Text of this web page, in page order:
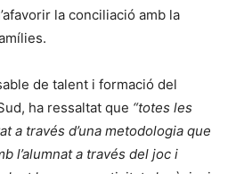
la conciliació amb la
de talent i formació del
ha ressaltat que “totes les
a través d’una metodologia que
l’alumnat a través del joc i